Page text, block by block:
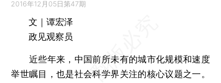
2016年12月05日第47期
文｜谭宏泽
政见观察员
近些年来，中国前所未有的城市化规模和速度
举世瞩目，也是社会科学界关注的核心议题之一。